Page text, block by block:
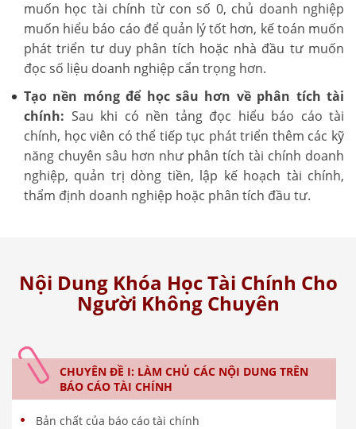
muốn học tài chính từ con số 0, chủ doanh nghiệp
muốn hiểu báo cáo để quản lý tốt hơn, kế toán muốn
phát triển tư duy phân tích hoặc nhà đầu tư muốn
đọc số liệu doanh nghiệp cẩn trọng hơn.
Tạo nền móng để học sâu hơn về phân tích tài
chính: Sau khi có nền tảng đọc hiểu báo cáo tài
chính, học viên có thể tiếp tục phát triển thêm các kỹ
năng chuyên sâu hơn như phân tích tài chính doanh
nghiệp, quản trị dòng tiền, lập kế hoạch tài chính,
thẩm định doanh nghiệp hoặc phân tích đầu tư.
Nội Dung Khóa Học Tài Chính Cho
Người Không Chuyên
CHUYÊN ĐỀ I: LÀM CHỦ CÁC NỘI DUNG TRÊN
BÁO CÁO TÀI CHÍNH
Bản chất của báo cáo tài chính